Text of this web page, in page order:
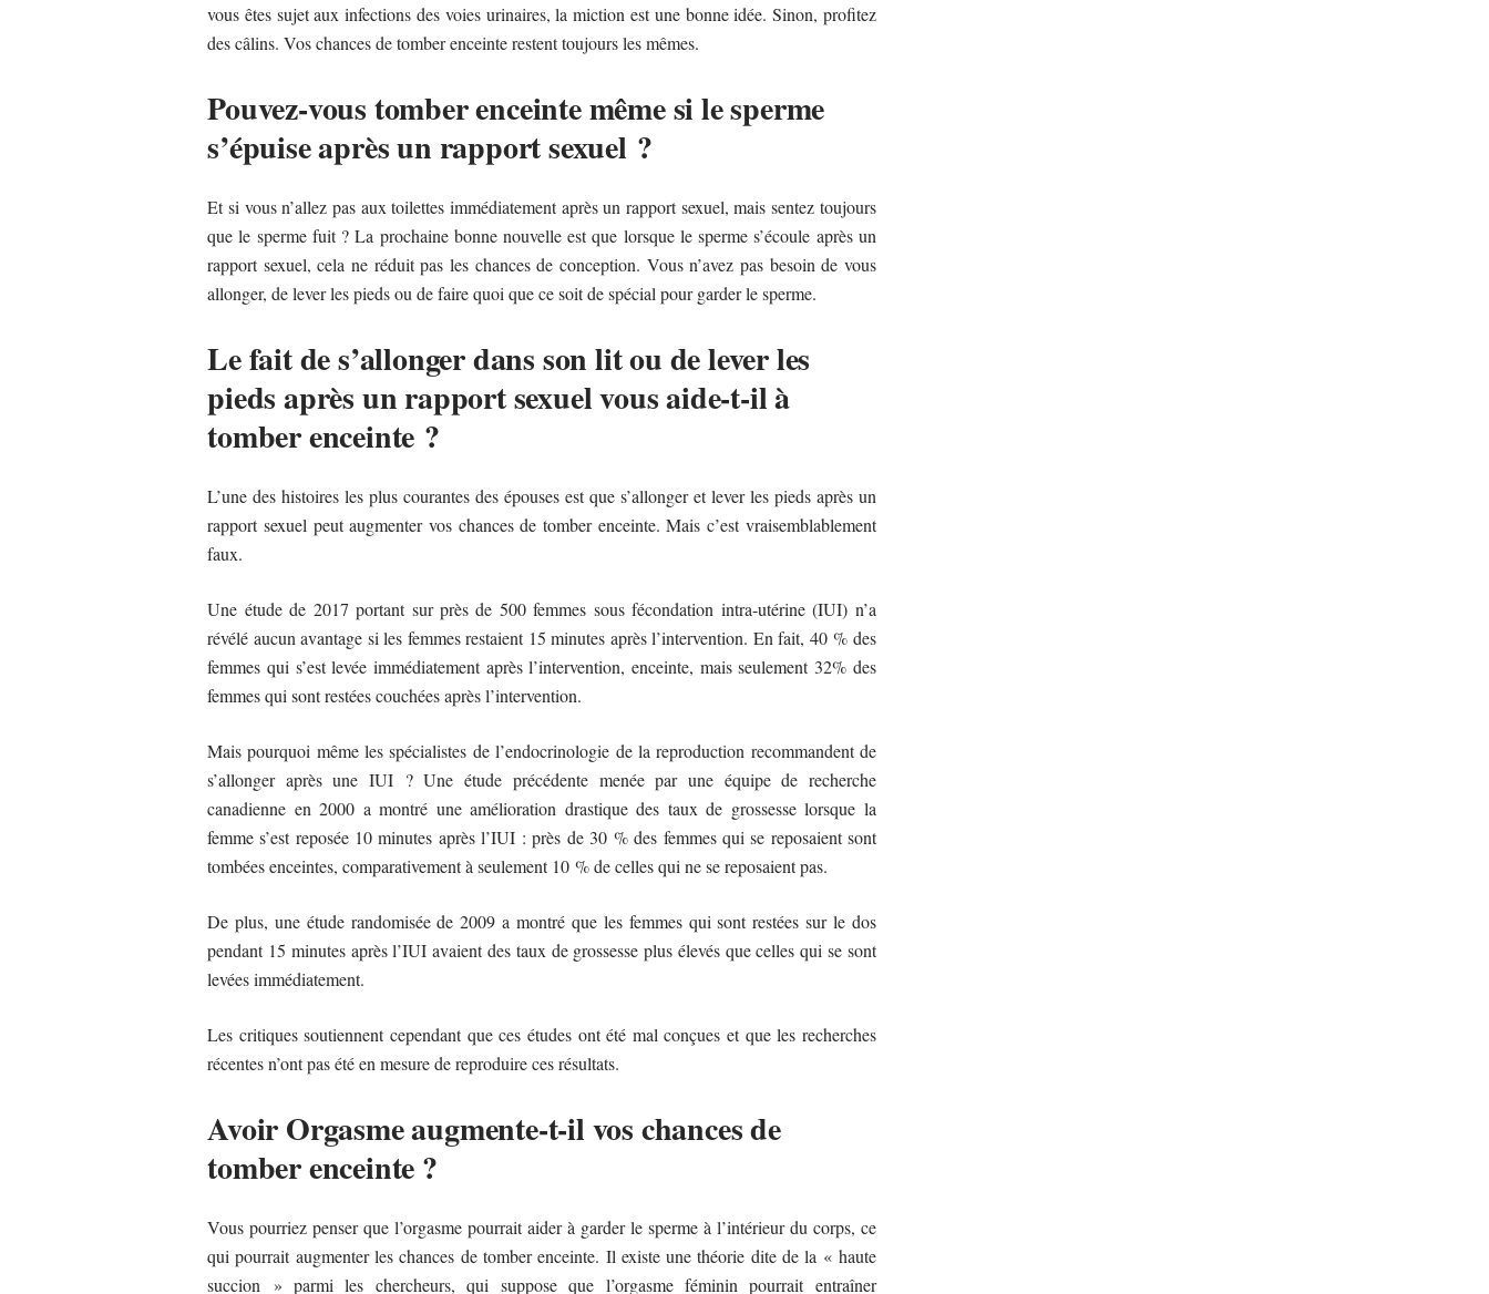
vous êtes sujet aux infections des voies urinaires, la miction est une bonne idée. Sinon, profitez
des câlins. Vos chances de tomber enceinte restent toujours les mêmes.
Pouvez-vous tomber enceinte même si le sperme
s’épuise après un rapport sexuel ?
Et si vous n’allez pas aux toilettes immédiatement après un rapport sexuel, mais sentez toujours
que le sperme fuit ? La prochaine bonne nouvelle est que lorsque le sperme s’écoule après un
rapport sexuel, cela ne réduit pas les chances de conception. Vous n’avez pas besoin de vous
allonger, de lever les pieds ou de faire quoi que ce soit de spécial pour garder le sperme.
Le fait de s’allonger dans son lit ou de lever les
pieds après un rapport sexuel vous aide-t-il à
tomber enceinte ?
L’une des histoires les plus courantes des épouses est que s’allonger et lever les pieds après un
rapport sexuel peut augmenter vos chances de tomber enceinte. Mais c’est vraisemblablement
faux.
Une étude de 2017 portant sur près de 500 femmes sous fécondation intra-utérine (IUI) n’a
révélé aucun avantage si les femmes restaient 15 minutes après l’intervention. En fait, 40 % des
femmes qui s’est levée immédiatement après l’intervention, enceinte, mais seulement 32% des
femmes qui sont restées couchées après l’intervention.
Mais pourquoi même les spécialistes de l’endocrinologie de la reproduction recommandent de
s’allonger après une IUI ? Une étude précédente menée par une équipe de recherche
canadienne en 2000 a montré une amélioration drastique des taux de grossesse lorsque la
femme s’est reposée 10 minutes après l’IUI : près de 30 % des femmes qui se reposaient sont
tombées enceintes, comparativement à seulement 10 % de celles qui ne se reposaient pas.
De plus, une étude randomisée de 2009 a montré que les femmes qui sont restées sur le dos
pendant 15 minutes après l’IUI avaient des taux de grossesse plus élevés que celles qui se sont
levées immédiatement.
Les critiques soutiennent cependant que ces études ont été mal conçues et que les recherches
récentes n’ont pas été en mesure de reproduire ces résultats.
Avoir Orgasme augmente-t-il vos chances de
tomber enceinte ?
Vous pourriez penser que l’orgasme pourrait aider à garder le sperme à l’intérieur du corps, ce
qui pourrait augmenter les chances de tomber enceinte. Il existe une théorie dite de la « haute
succion » parmi les chercheurs, qui suppose que l’orgasme féminin pourrait entraîner